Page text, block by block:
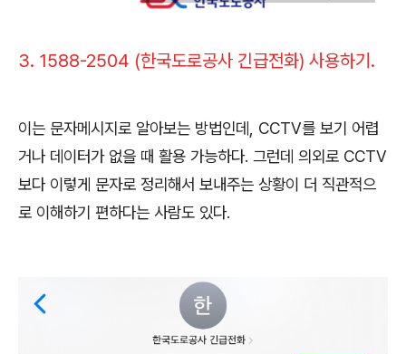
3. 1588-2504 (한국도로공사 긴급전화) 사용하기.
이는 문자메시지로 알아보는 방법인데 , CCTV를 보기 어렵
거나 데이터가 없을 때 활용 가능하다. 그런데 의외로 CCTV
보다 이렇게 문자로 정리해서 보내주는 상황이 더 직관적으
로 이해하기 편하다는 사람도 있다.